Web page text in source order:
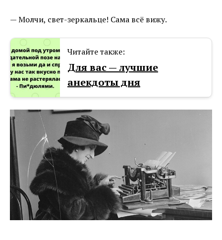
— Молчи, свет-зеркальце! Сама всё вижу.
Читайте также:
Для вас — лучшие
анекдоты дня